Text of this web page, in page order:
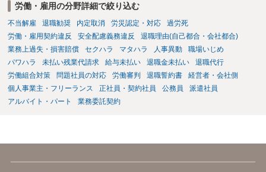
労働・雇用の分野詳細で絞り込む
不当解雇 退職勧奨 内定取消 労災認定・対応
過労死
労働・雇用契約違反
安全配慮義務違反
退職理由(自己都合・会社都合)
業務上過失・損害賠償
セクハラ マタハラ 人事異動
職場いじめ
パワハラ
未払い残業代請求 給与未払い 退職金未払い
退職代行
労働組合対策
問題社員の対応 労働審判 退職誓約書
経営者・会社側
個人事業主・フリーランス
正社員・契約社員 公務員
派遣社員
アルバイト・パート
業務委託契約